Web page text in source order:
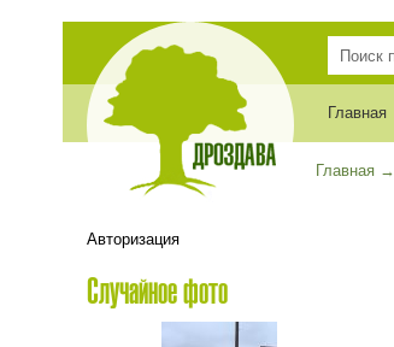
Главная
Авторизация
Главная →
Случайное фото